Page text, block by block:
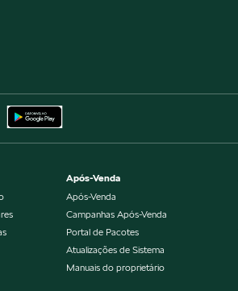
Após-Venda
Após-Venda
Campanhas Após-Venda
Portal de Pacotes
Atualizações de Sistema
Manuais do proprietário